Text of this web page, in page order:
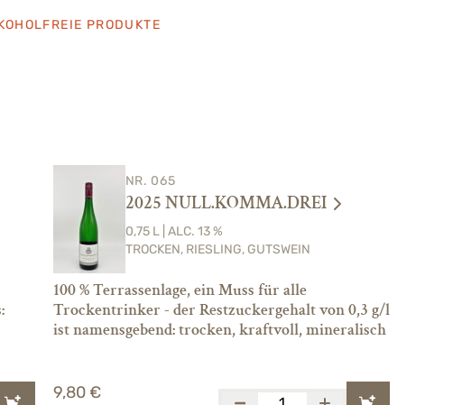
PRODUKTE
NR. 065
2025 NULL.KOMMA.DREI
0,75 L | ALC. 13 %
TROCKEN, RIESLING, GUTSWEIN
100 % Terrassenlage, ein Muss für alle
Trockentrinker - der Restzuckergehalt von 0,3 g/l
ist namensgebend: trocken, kraftvoll, mineralisch
9,80 €